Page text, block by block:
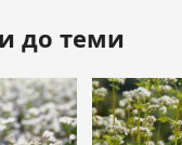
до теми